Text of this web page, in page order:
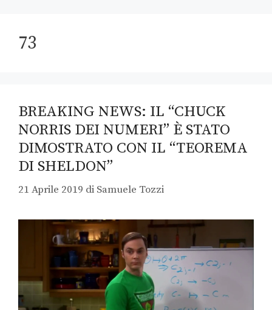
73
BREAKING NEWS: IL “CHUCK
NORRIS DEI NUMERI” È STATO
DIMOSTRATO CON IL “TEOREMA
DI SHELDON”
21 Aprile 2019 di Samuele Tozzi